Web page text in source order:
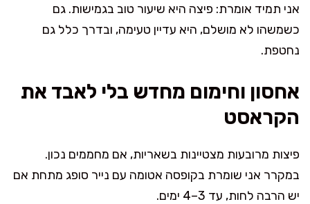
אני תמיד אומרת: פיצה היא שיעור טוב בגמישות. גם
כשמשהו לא מושלם, היא עדיין טעימה, ובדרך כלל גם
נחטפת.
אחסון וחימום מחדש בלי לאבד את
הקראסט
פיצות מרובעות מצטיינות בשאריות, אם מחממים נכון.
במקרר אני שומרת בקופסה אטומה עם נייר סופג מתחת אם
יש הרבה לחות, עד 3–4 ימים.